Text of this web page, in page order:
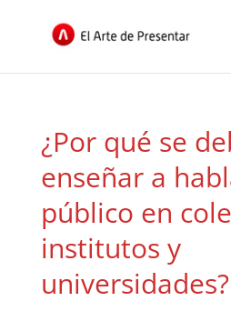
¿Por qué se
enseñar a
público en
institutos y
universidades?